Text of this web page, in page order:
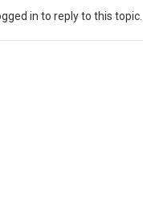
in to reply to this topic.